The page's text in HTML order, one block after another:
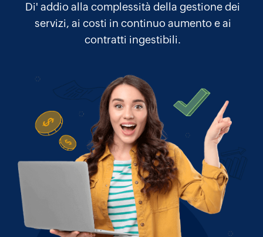
Di' addio alla complessità della gestione dei
servizi, ai costi in continuo aumento e ai
contratti ingestibili.